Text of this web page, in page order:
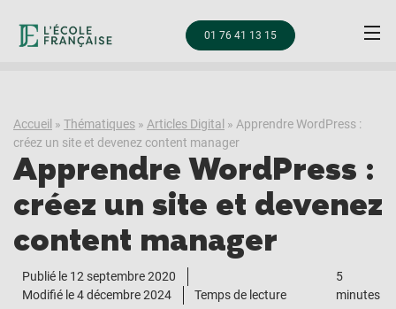
01 76 41 13 15
Accueil » Thématiques » Articles Digital » Apprendre WordPress :
créez un site et devenez content manager
Apprendre WordPress :
créez un site et devenez
content manager
Publié le 12 septembre 2020
Modifié le 4 décembre 2024
Temps de lecture
5
minutes